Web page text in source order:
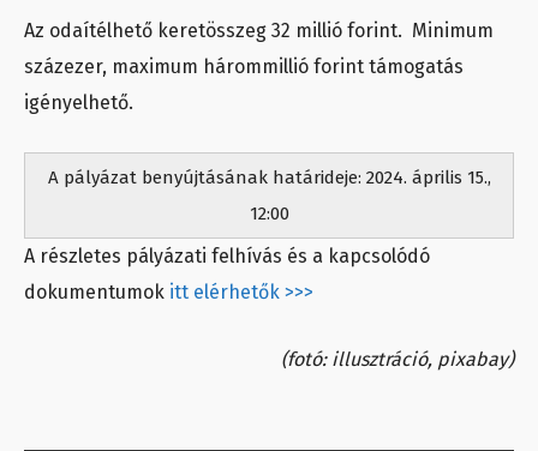
Az odaítélhető keretösszeg 32 millió forint. Minimum
százezer, maximum hárommillió forint támogatás
igényelhető.
A pályázat benyújtásának határideje: 2024. április 15.,
12:00
A részletes pályázati felhívás és a kapcsolódó
dokumentumok itt elérhetők >>>
(fotó: illusztráció, pixabay)